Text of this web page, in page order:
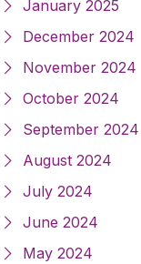
January 2025
December 2024
November 2024
October 2024
September 2024
August 2024
July 2024
June 2024
May 2024